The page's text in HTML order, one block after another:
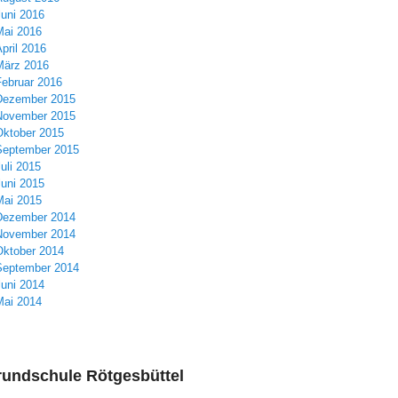
2016
2016
2016
2016
2016
2015
2015
2015
2015
2015
2015
2015
2014
2014
2014
2014
2014
2014
Rötgesbüttel